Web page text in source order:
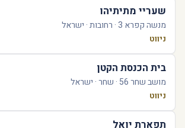
שעריי מתיתיהו
מנשה קפרא 3 · רחובות · ישראל
ניווט
בית הכנסת הקטן
מושב שחר 56 · שחר · ישראל
ניווט
תפארת יואל